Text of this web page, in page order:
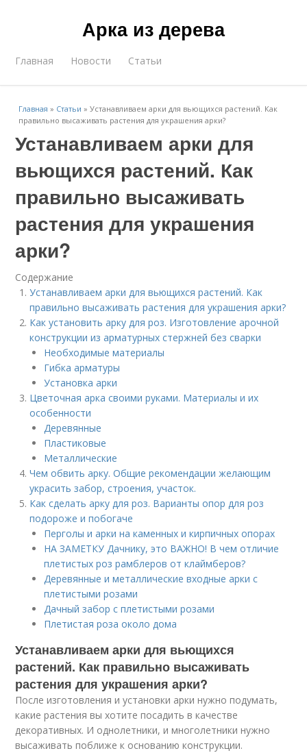
Арка из дерева
Главная Новости Статьи
Главная » Статьи »Устанавливаем арки для вьющихся растений. Как
правильно высаживать растения для украшения арки?
Устанавливаем арки для
вьющихся растений. Как
правильно высаживать
растения для украшения
арки?
Содержание
Устанавливаем арки для вьющихся растений. Как
правильно высаживать растения для украшения арки?
Как установить арку для роз. Изготовление арочной
конструкции из арматурных стержней без сварки
Необходимые материалы
Гибка арматуры
Установка арки
Цветочная арка своими руками. Материалы и их
особенности
Деревянные
Пластиковые
Металлические
Чем обвить арку. Общие рекомендации желающим
украсить забор, строения, участок.
Как сделать арку для роз. Варианты опор для роз
подороже и побогаче
Перголы и арки на каменных и кирпичных опорах
НА ЗАМЕТКУ Дачнику, это ВАЖНО! В чем отличие
плетистых роз рамблеров от клаймберов?
Деревянные и металлические входные арки с
плетистыми розами
Дачный забор с плетистыми розами
Плетистая роза около дома
Устанавливаем арки для вьющихся
растений. Как правильно высаживать
растения для украшения арки?
После изготовления и установки арки нужно подумать,
какие растения вы хотите посадить в качестве
декоративных. И однолетники, и многолетники нужно
высаживать поближе к основанию конструкции.